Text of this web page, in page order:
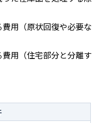
用（原状回復や必要な
用（住宅部分と分離す